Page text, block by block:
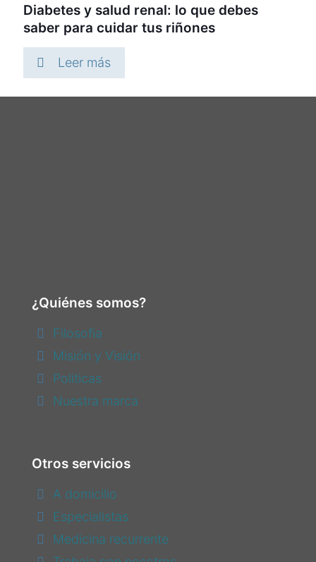
Diabetes y salud renal: lo que debes
saber para cuidar tus riñones
Leer más
¿Quiénes somos?
Filosofia
Misión y Visión
Politicas
Nuestra marca
Otros servicios
A domicilio
Especialistas
Medicina recurrente